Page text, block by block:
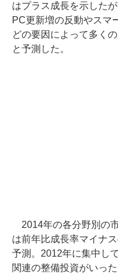
はプラス成長を示した
PC更新増の反動やスマ
どの要因によって多く
と予測した。
2014年の各分野別の
は前年比成長率マイナ
予測。2012年に集中し
関連の整備投資がいっ